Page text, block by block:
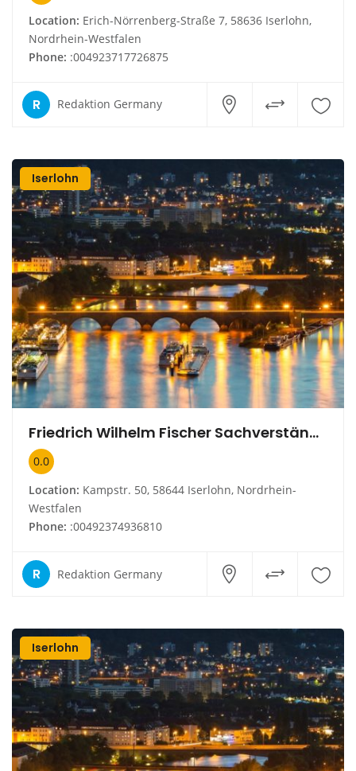
Location: Erich-Nörrenberg-Straße 7, 58636 Iserlohn,
Nordrhein-Westfalen
Phone: :004923717726875
R Redaktion Germany
Iserlohn
Friedrich Wilhelm Fischer Sachverständiger
0.0
Location: Kampstr. 50, 58644 Iserlohn, Nordrhein-
Westfalen
Phone: :00492374936810
R Redaktion Germany
Iserlohn